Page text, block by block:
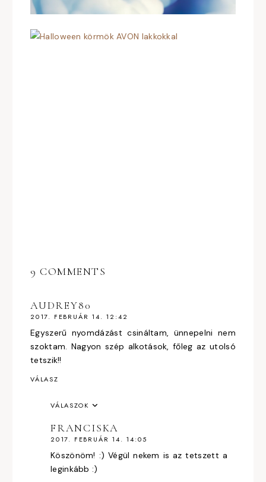
9 COMMENTS
AUDREY80
2017. FEBRUÁR 14. 12:42
Egyszerű nyomdázást csináltam, ünnepelni nem
szoktam. Nagyon szép alkotások, főleg az utolsó
tetszik!!
VÁLASZ
VÁLASZOK
FRANCISKA
2017. FEBRUÁR 14. 14:05
Köszönöm! :) Végül nekem is az tetszett a
leginkább :)